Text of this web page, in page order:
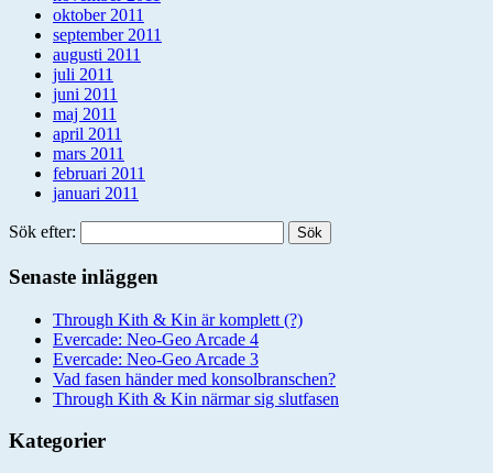
oktober 2011
september 2011
augusti 2011
juli 2011
juni 2011
maj 2011
april 2011
mars 2011
februari 2011
januari 2011
Sök efter:
Senaste inläggen
Through Kith & Kin är komplett (?)
Evercade: Neo-Geo Arcade 4
Evercade: Neo-Geo Arcade 3
Vad fasen händer med konsolbranschen?
Through Kith & Kin närmar sig slutfasen
Kategorier